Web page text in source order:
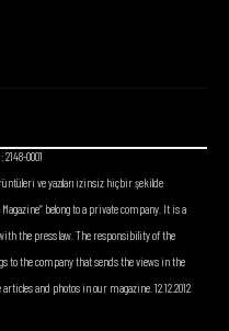
0001
ve yazıları izinsiz hiçbir şekilde
Magazine” belong to a private company. It is a
the press law. The responsibility of the
to the company that sends the views in the
and photos in our magazine. 12.12.2012